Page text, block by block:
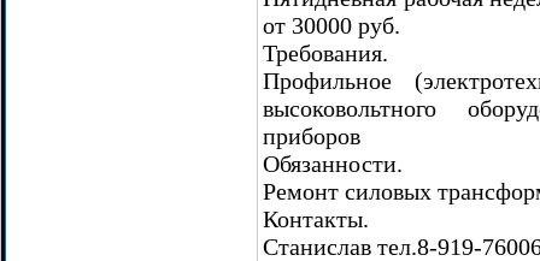
от 30000 руб.
Требования.
Профильное
высоковольтного
приборов
Обязанности.
Ремонт силовых
Контакты.
Станислав тел.8-919-